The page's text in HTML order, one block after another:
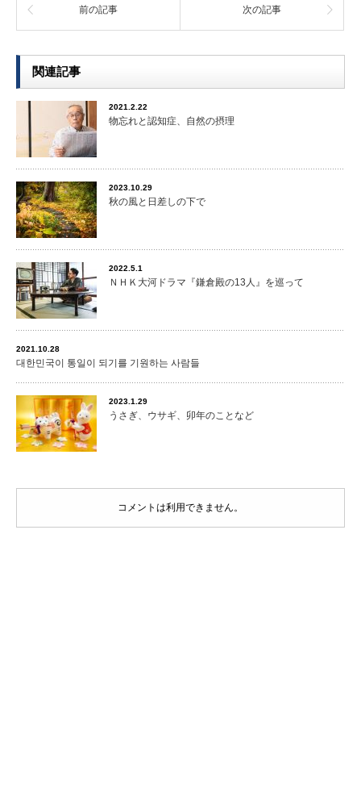
前の記事 次の記事
関連記事
2021.2.22
物忘れと認知症、自然の摂理
2023.10.29
秋の風と日差しの下で
2022.5.1
ＮＨＫ大河ドラマ『鎌倉殿の13人』を巡って
2021.10.28
대한민국이 통일이 되기를 기원하는 사람들
2023.1.29
うさぎ、ウサギ、卯年のことなど
コメントは利用できません。